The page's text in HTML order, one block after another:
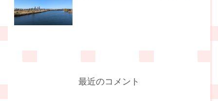
最近のコメント